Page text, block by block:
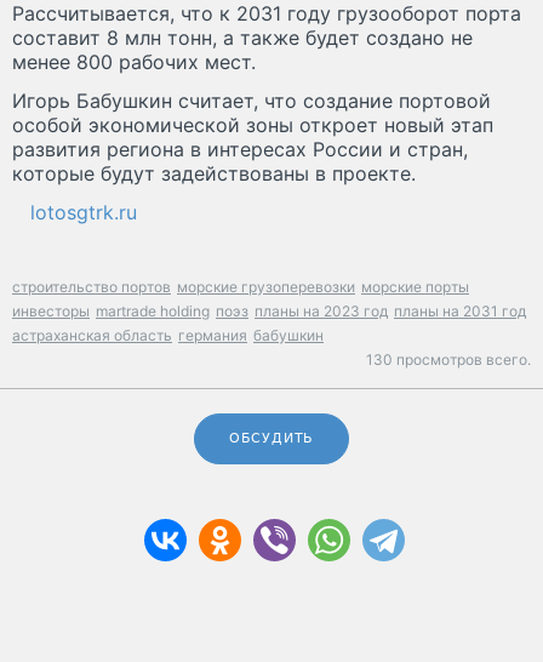
Рассчитывается, что к 2031 году грузооборот порта
составит 8 млн тонн, а также будет создано не
менее 800 рабочих мест.
Игорь Бабушкин считает, что создание портовой
особой экономической зоны откроет новый этап
развития региона в интересах России и стран,
которые будут задействованы в проекте.
lotosgtrk.ru
строительство портов морские грузоперевозки морские порты
инвесторы martrade holding поэз планы на 2023 год планы на 2031 год
астраханская область германия бабушкин
130 просмотров всего.
ОБСУДИТЬ